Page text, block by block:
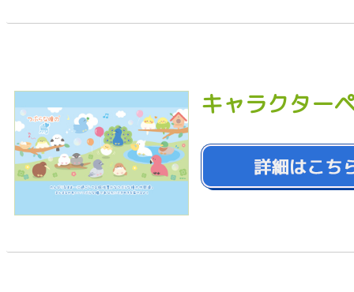
キャラクター